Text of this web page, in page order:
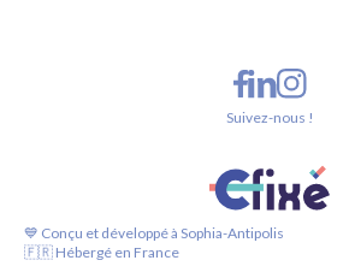
💙 Conçu et développé à Sophia-Antipolis
🇫🇷 Hébergé en France
Suivez-nous !